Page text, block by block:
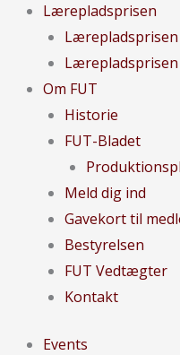
Lærepladsprisen
Lærepladsprisen
Om FUT
Historie
FUT-Bladet
Meld dig ind
Gavekort til
Bestyrelsen
FUT Vedtægter
Kontakt
Events